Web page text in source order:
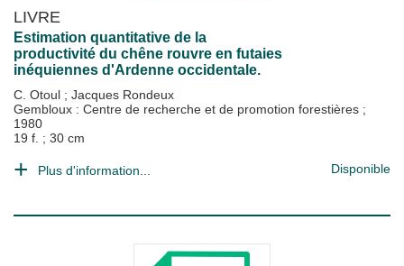
LIVRE
Estimation quantitative de la
productivité du chêne rouvre en futaies
inéquiennes d'Ardenne occidentale.
C. Otoul ; Jacques Rondeux
Gembloux : Centre de recherche et de promotion forestières ;
1980
19 f. ; 30 cm
Plus d'information... Disponible